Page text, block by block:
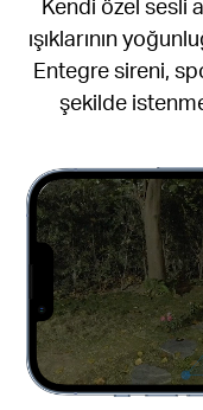
ışıklarının
Entegre sireni,
şekilde